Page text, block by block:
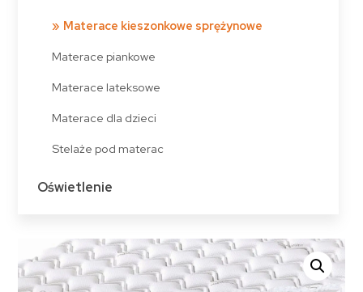
Materace kieszonkowe sprężynowe
Materace piankowe
Materace lateksowe
Materace dla dzieci
Stelaże pod materac
Oświetlenie